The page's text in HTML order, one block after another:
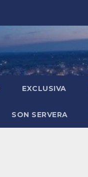
EXCLUSIVA
SON SERVERA